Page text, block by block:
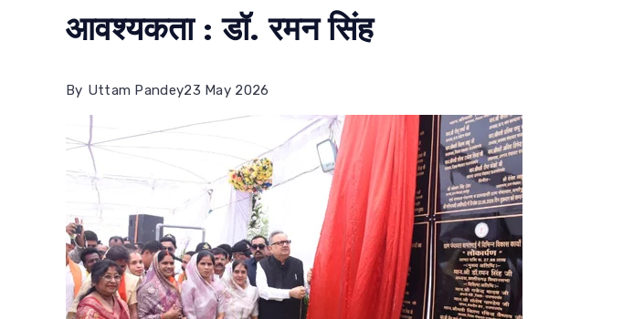
आवश्यकता : डॉ. रमन सिंह
By Uttam Pandey23 May 2026